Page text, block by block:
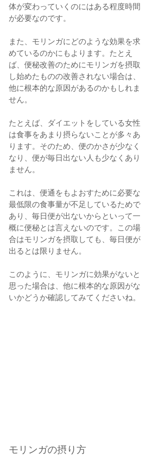
体が変わっていくのにはある程度時間
が必要なのです。
また、モリンガにどのような効果を求
めているのかにもよります。たとえ
ば、便秘改善のためにモリンガを摂取
し始めたものの改善されない場合は、
他に根本的な原因があるのかもしれま
せん。
たとえば、ダイエットをしている女性
は食事をあまり摂らないことが多々あ
ります。そのため、便のかさが少なく
なり、便が毎日出ない人も少なくあり
ません。
これは、便通をもよおすために必要な
最低限の食事量が不足しているためで
あり、毎日便が出ないからといって一
概に便秘とは言えないのです。この場
合はモリンガを摂取しても、毎日便が
出るとは限りません。
このように、モリンガに効果がないと
思った場合は、他に根本的な原因がな
いかどうか確認してみてくださいね。
モリンガの摂り方